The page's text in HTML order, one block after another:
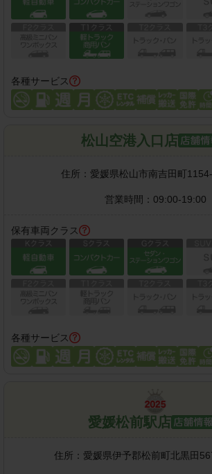
各種サービス
松山空港入口店
住所： 愛媛県松山市南吉田町
営業時間： 09:00-19:00
保有車両クラス
各種サービス
愛媛松前駅店
住所： 愛媛県伊予郡松前町北黒田